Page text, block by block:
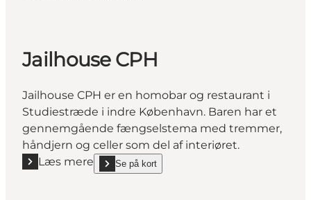
Jailhouse CPH
Jailhouse CPH er en homobar og restaurant i
Studiestræde i indre København. Baren har et
gennemgående fængselstema med tremmer,
håndjern og celler som del af interiøret.
Læs mere
Læs mere "Jailhouse CPH"
Se på kort
show Jailhouse CPH on_map